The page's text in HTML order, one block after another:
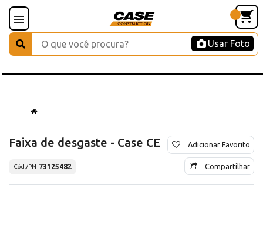
Usar Foto
Faixa de desgaste - Case CE
Cód./PN 73125482
Adicionar Favorito
Compartilhar